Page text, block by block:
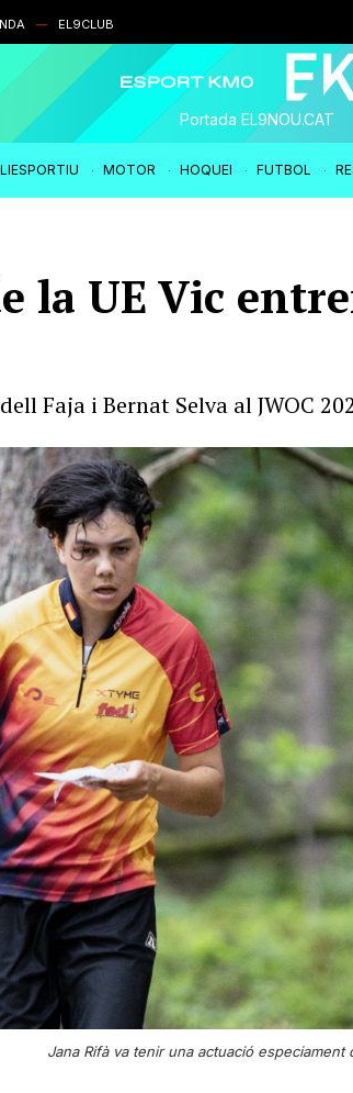
EL9CLUB
Portada EL9NOU.CAT
MOTOR HOQUEI FUTBOL
la UE Vic
Faja i Bernat Selva al JWOC
Jana Rifà va tenir una actuació especiament